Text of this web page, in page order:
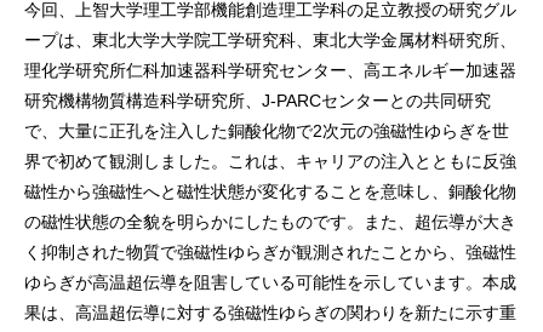
今回、上智大学理工学部機能創造理工学科の足立教授の研究グル
ープは、東北大学大学院工学研究科、東北大学金属材料研究所、
理化学研究所仁科加速器科学研究センター、高エネルギー加速器
研究機構物質構造科学研究所、J-PARCセンターとの共同研究
で、大量に正孔を注入した銅酸化物で2次元の強磁性ゆらぎを世
界で初めて観測しました。これは、キャリアの注入とともに反強
磁性から強磁性へと磁性状態が変化することを意味し、銅酸化物
の磁性状態の全貌を明らかにしたものです。また、超伝導が大き
く抑制された物質で強磁性ゆらぎが観測されたことから、強磁性
ゆらぎが高温超伝導を阻害している可能性を示しています。本成
果は、高温超伝導に対する強磁性ゆらぎの関わりを新たに示す重